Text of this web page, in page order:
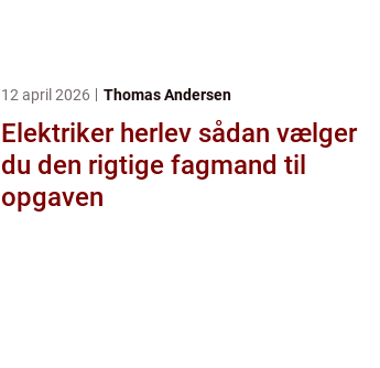
12 april 2026 Thomas Andersen
Elektriker herlev sådan vælger
du den rigtige fagmand til
opgaven